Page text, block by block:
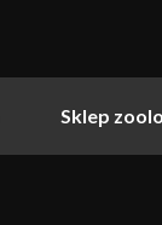
Sklep